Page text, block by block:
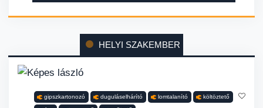
HELYI SZAKEMBER
gipszkartonozó duguláselhárító lomtalanító költöztető